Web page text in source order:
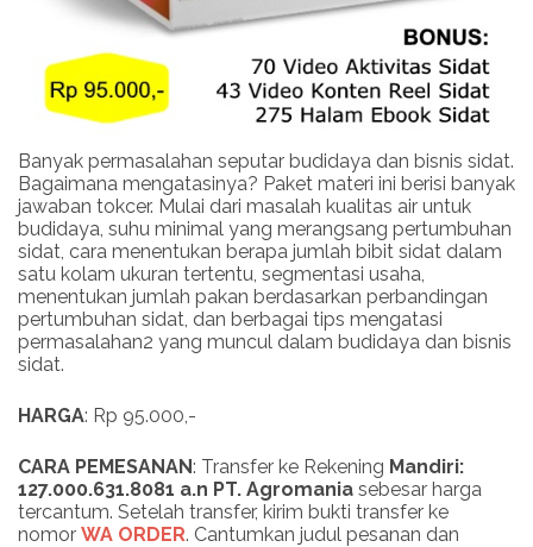
Banyak permasalahan seputar budidaya dan bisnis sidat.
Bagaimana mengatasinya? Paket materi ini berisi banyak
jawaban tokcer. Mulai dari masalah kualitas air untuk
budidaya, suhu minimal yang merangsang pertumbuhan
sidat, cara menentukan berapa jumlah bibit sidat dalam
satu kolam ukuran tertentu, segmentasi usaha,
menentukan jumlah pakan berdasarkan perbandingan
pertumbuhan sidat, dan berbagai tips mengatasi
permasalahan2 yang muncul dalam budidaya dan bisnis
sidat.
HARGA: Rp 95.000,-
CARA PEMESANAN: Transfer ke Rekening Mandiri:
127.000.631.8081 a.n PT. Agromania sebesar harga
tercantum. Setelah transfer, kirim bukti transfer ke
nomor WA ORDER. Cantumkan judul pesanan dan